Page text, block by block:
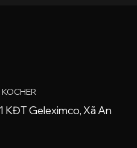
KĐT Geleximco, Xã An